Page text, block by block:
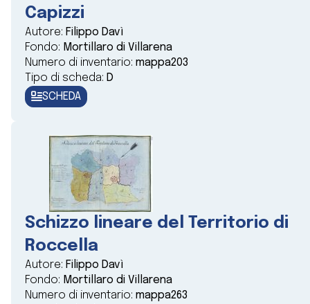
Capizzi
Autore: Filippo Davì
Fondo: Mortillaro di Villarena
Numero di inventario: mappa203
Tipo di scheda: D
SCHEDA
Schizzo lineare del Territorio di
Roccella
Autore: Filippo Davì
Fondo: Mortillaro di Villarena
Numero di inventario: mappa263